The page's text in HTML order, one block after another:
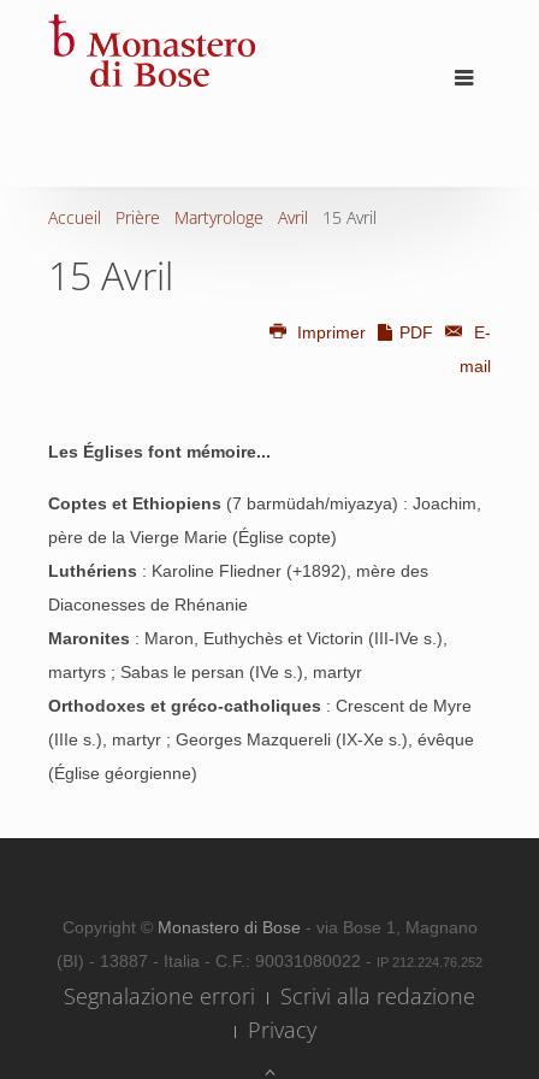
Accueil Prière Martyrologe Avril 15 Avril
15 Avril
Imprimer PDF
E-
mail
Les Églises font mémoire...
Coptes et Ethiopiens (7 barmüdah/miyazya) : Joachim,
père de la Vierge Marie (Église copte)
Luthériens : Karoline Fliedner (+1892), mère des
Diaconesses de Rhénanie
Maronites : Maron, Euthychès et Victorin (III-IVe s.),
martyrs ; Sabas le persan (IVe s.), martyr
Orthodoxes et gréco-catholiques : Crescent de Myre
(IIIe s.), martyr ; Georges Mazquereli (IX-Xe s.), évêque
(Église géorgienne)
Copyright © Monastero di Bose - via Bose 1, Magnano
(BI) - 13887 - Italia - C.F.: 90031080022 - IP 212.224.76.252
Segnalazione errori
Scrivi alla redazione
Privacy